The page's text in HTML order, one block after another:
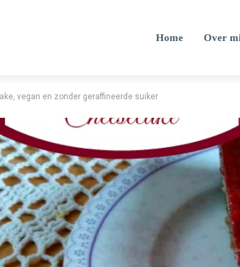
Home Over
vegan en zonder geraffineerde suiker